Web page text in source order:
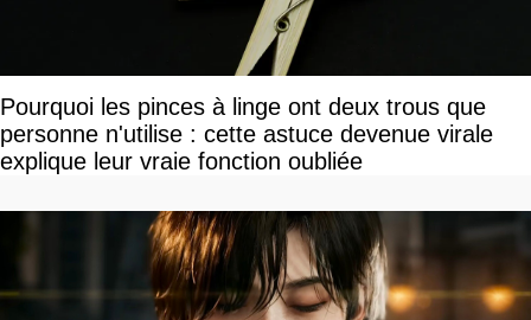
Pourquoi les pinces à linge ont deux trous que
personne n'utilise : cette astuce devenue virale
explique leur vraie fonction oubliée